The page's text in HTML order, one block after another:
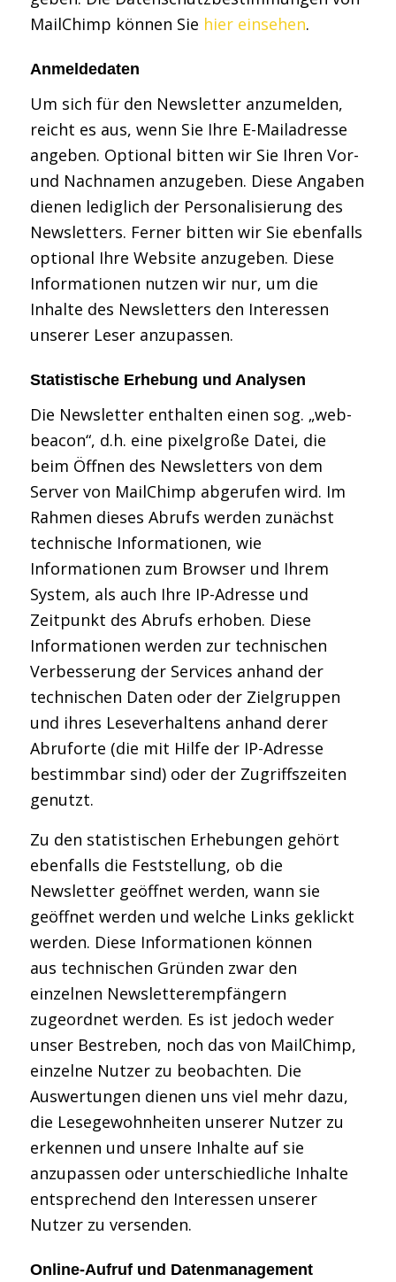
MailChimp können Sie hier einsehen.
Anmeldedaten
Um sich für den Newsletter anzumelden,
reicht es aus, wenn Sie Ihre E-Mailadresse
angeben. Optional bitten wir Sie Ihren Vor-
und Nachnamen anzugeben. Diese Angaben
dienen lediglich der Personalisierung des
Newsletters. Ferner bitten wir Sie ebenfalls
optional Ihre Website anzugeben. Diese
Informationen nutzen wir nur, um die
Inhalte des Newsletters den Interessen
unserer Leser anzupassen.
Statistische Erhebung und Analysen
Die Newsletter enthalten einen sog. „web-
beacon“, d.h. eine pixelgroße Datei, die
beim Öffnen des Newsletters von dem
Server von MailChimp abgerufen wird. Im
Rahmen dieses Abrufs werden zunächst
technische Informationen, wie
Informationen zum Browser und Ihrem
System, als auch Ihre IP-Adresse und
Zeitpunkt des Abrufs erhoben. Diese
Informationen werden zur technischen
Verbesserung der Services anhand der
technischen Daten oder der Zielgruppen
und ihres Leseverhaltens anhand derer
Abruforte (die mit Hilfe der IP-Adresse
bestimmbar sind) oder der Zugriffszeiten
genutzt.
Zu den statistischen Erhebungen gehört
ebenfalls die Feststellung, ob die
Newsletter geöffnet werden, wann sie
geöffnet werden und welche Links geklickt
werden. Diese Informationen können
aus technischen Gründen zwar den
einzelnen Newsletterempfängern
zugeordnet werden. Es ist jedoch weder
unser Bestreben, noch das von MailChimp,
einzelne Nutzer zu beobachten. Die
Auswertungen dienen uns viel mehr dazu,
die Lesegewohnheiten unserer Nutzer zu
erkennen und unsere Inhalte auf sie
anzupassen oder unterschiedliche Inhalte
entsprechend den Interessen unserer
Nutzer zu versenden.
Online-Aufruf und Datenmanagement